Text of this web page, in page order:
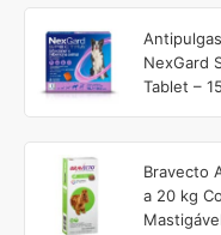
NexGard
Tablet –
Bravecto
a 20 kg